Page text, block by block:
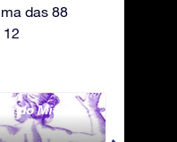
das 88
do Mito